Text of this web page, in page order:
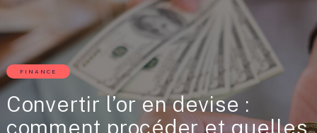
FINANCE
Convertir l’or en devise :
comment procéder et quelles